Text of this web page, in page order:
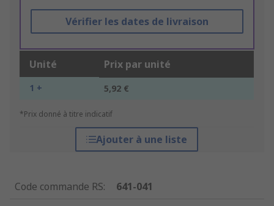
Vérifier les dates de livraison
Unité Prix par unité
1 + 5,92 €
*Prix donné à titre indicatif
Ajouter à une liste
Code commande RS:
641-041